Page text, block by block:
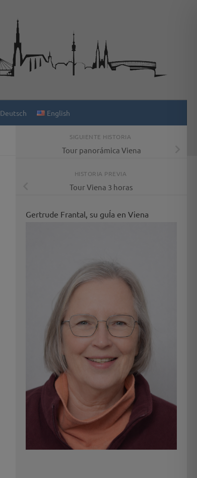
Deutsch English
SIGUIENTE HISTORIA
Tour panorámica Viena
HISTORIA PREVIA
Tour Viena 3 horas
Gertrude Frantal, su guÍa en Viena